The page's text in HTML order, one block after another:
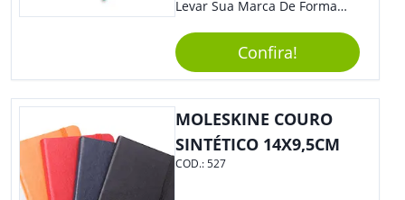
Levar Sua Marca De Forma
Sua Empresa Em Eventos,
Reuniões Corporativas Ou Até
Mesmo Para Presentear
Colaboradores E Parceiros De
Sua Empresa.
Confira!
MOLESKINE COURO
SINTÉTICO 14X9,5CM
COD.:527